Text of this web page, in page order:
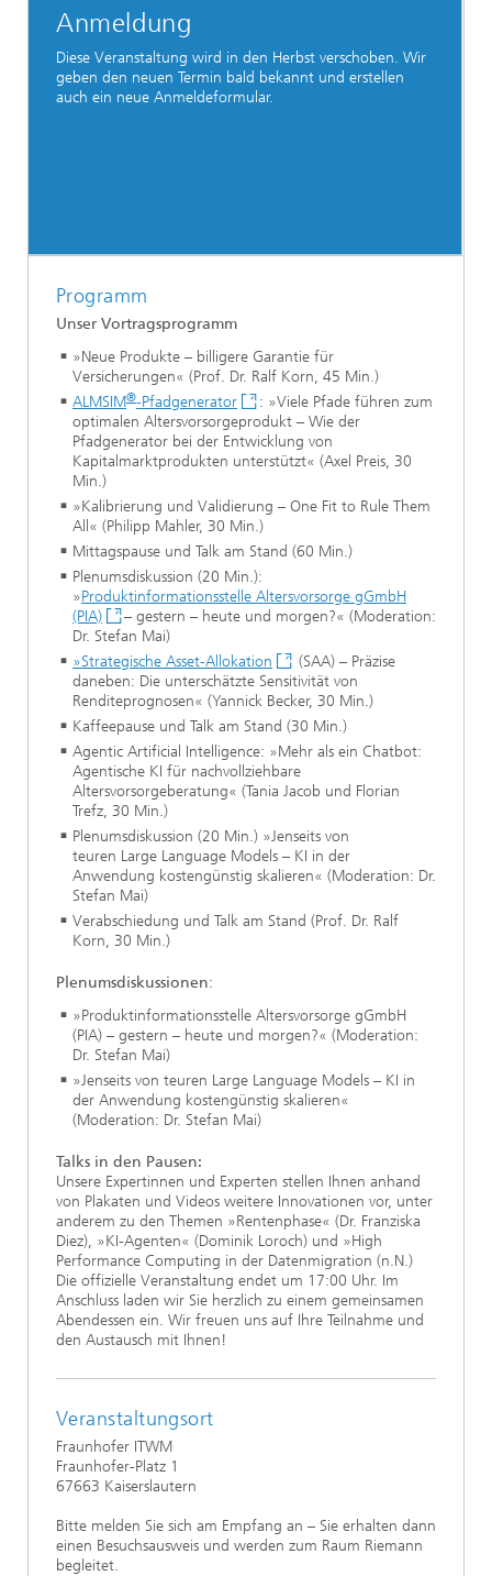
Anmeldung
Diese Veranstaltung wird in den Herbst verschoben. Wir
geben den neuen Termin bald bekannt und erstellen
auch ein neue Anmeldeformular.
Programm
Unser Vortragsprogramm
»Neue Produkte – billigere Garantie für
Versicherungen« (Prof. Dr. Ralf Korn, 45 Min.)
ALMSIM®-Pfadgenerator
: »Viele Pfade führen zum
optimalen Altersvorsorgeprodukt – Wie der
Pfadgenerator bei der Entwicklung von
Kapitalmarktprodukten unterstützt« (Axel Preis, 30
Min.)
»Kalibrierung und Validierung – One Fit to Rule Them
All« (Philipp Mahler, 30 Min.)
Mittagspause und Talk am Stand (60 Min.)
Plenumsdiskussion (20 Min.):
»Produktinformationsstelle Altersvorsorge gGmbH
(PIA)
– gestern – heute und morgen?« (Moderation:
Dr. Stefan Mai)
»Strategische Asset-Allokation
(SAA) – Präzise
daneben: Die unterschätzte Sensitivität von
Renditeprognosen« (Yannick Becker, 30 Min.)
Kaffeepause und Talk am Stand (30 Min.)
Agentic Artificial Intelligence: »Mehr als ein Chatbot:
Agentische KI für nachvollziehbare
Altersvorsorgeberatung« (Tania Jacob und Florian
Trefz, 30 Min.)
Plenumsdiskussion (20 Min.) »Jenseits von
teuren Large Language Models – KI in der
Anwendung kostengünstig skalieren« (Moderation: Dr.
Stefan Mai)
Verabschiedung und Talk am Stand (Prof. Dr. Ralf
Korn, 30 Min.)
Plenumsdiskussionen:
»Produktinformationsstelle Altersvorsorge gGmbH
(PIA) – gestern – heute und morgen?« (Moderation:
Dr. Stefan Mai)
»Jenseits von teuren Large Language Models – KI in
der Anwendung kostengünstig skalieren«
(Moderation: Dr. Stefan Mai)
Talks in den Pausen:
Unsere Expertinnen und Experten stellen Ihnen anhand
von Plakaten und Videos weitere Innovationen vor, unter
anderem zu den Themen »Rentenphase« (Dr. Franziska
Diez), »KI-Agenten« (Dominik Loroch) und »High
Performance Computing in der Datenmigration (n.N.)
Die offizielle Veranstaltung endet um 17:00 Uhr. Im
Anschluss laden wir Sie herzlich zu einem gemeinsamen
Abendessen ein. Wir freuen uns auf Ihre Teilnahme und
den Austausch mit Ihnen!
Veranstaltungsort
Fraunhofer ITWM
Fraunhofer-Platz 1
67663 Kaiserslautern
Bitte melden Sie sich am Empfang an – Sie erhalten dann
einen Besuchsausweis und werden zum Raum Riemann
begleitet.